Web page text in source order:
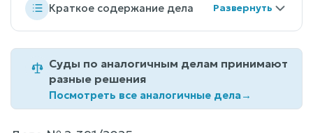
Краткое содержание дела
Суды по аналогичным делам принимают
разные решения
Посмотреть все аналогичные дела→